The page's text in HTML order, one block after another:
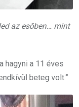
az esőben… mint
hagyni a 11 éves
beteg volt.”